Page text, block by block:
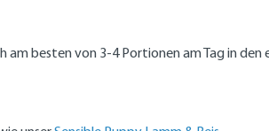
besten von 3-4 Portionen am Tag in